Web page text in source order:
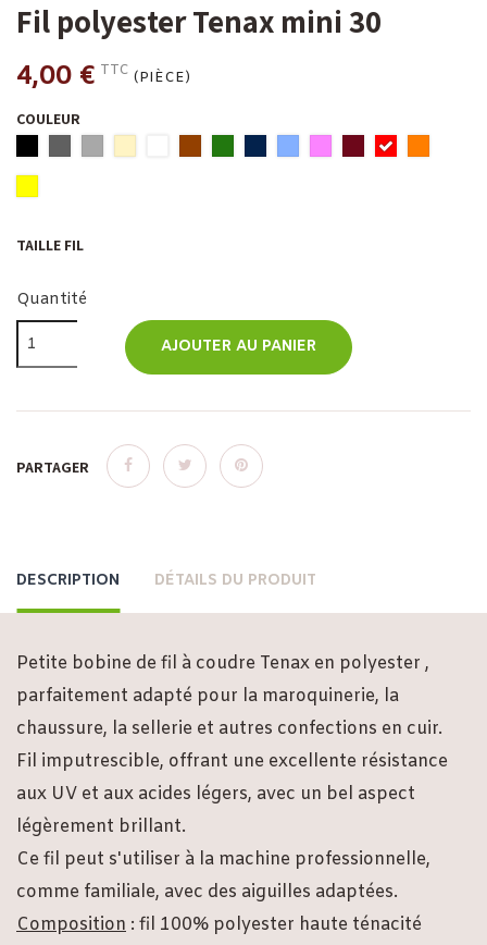
Fil polyester Tenax mini 30
4,00 € TTC (PIÈCE)
COULEUR
TAILLE FIL
Quantité
AJOUTER AU PANIER
PARTAGER
DESCRIPTION DÉTAILS DU PRODUIT
Petite bobine de fil à coudre Tenax en polyester ,
parfaitement adapté pour la maroquinerie, la
chaussure, la sellerie et autres confections en cuir.
Fil imputrescible, offrant une excellente résistance
aux UV et aux acides légers, avec un bel aspect
légèrement brillant.
Ce fil peut s'utiliser à la machine professionnelle,
comme familiale, avec des aiguilles adaptées.
Composition : fil 100% polyester haute ténacité